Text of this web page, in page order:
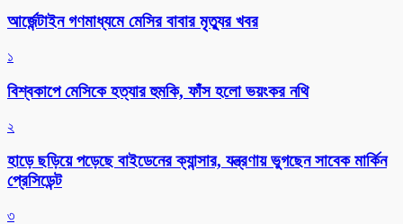
আর্জেন্টাইন গণমাধ্যমে মেসির বাবার মৃত্যুর খবর
১
বিশ্বকাপে মেসিকে হত্যার হুমকি, ফাঁস হলো ভয়ংকর নথি
২
হাড়ে ছড়িয়ে পড়েছে বাইডেনের ক্যান্সার, যন্ত্রণায় ভুগছেন সাবেক মার্কিন
প্রেসিডেন্ট
৩